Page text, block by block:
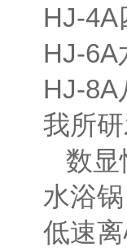
HJ-4A
HJ-6A
HJ-8A
我所
数显
水浴
低速